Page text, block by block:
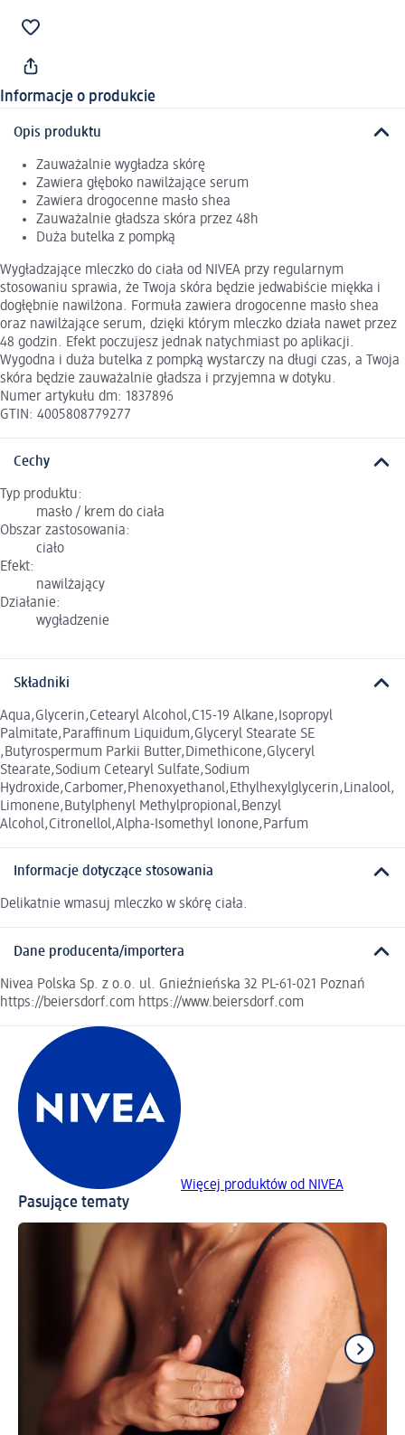
Informacje o produkcie
Opis produktu
Zauważalnie wygładza skórę
Zawiera głęboko nawilżające serum
Zawiera drogocenne masło shea
Zauważalnie gładsza skóra przez 48h
Duża butelka z pompką
Wygładzające mleczko do ciała od NIVEA przy regularnym
stosowaniu sprawia, że Twoja skóra będzie jedwabiście miękka i
dogłębnie nawilżona. Formuła zawiera drogocenne masło shea
oraz nawilżające serum, dzięki którym mleczko działa nawet przez
48 godzin. Efekt poczujesz jednak natychmiast po aplikacji.
Wygodna i duża butelka z pompką wystarczy na długi czas, a Twoja
skóra będzie zauważalnie gładsza i przyjemna w dotyku.
Numer artykułu dm: 1837896
GTIN: 4005808779277
Cechy
Typ produktu:
masło / krem do ciała
Obszar zastosowania:
ciało
Efekt:
nawilżający
Działanie:
wygładzenie
Składniki
Aqua,Glycerin,Cetearyl Alcohol,C15-19 Alkane,Isopropyl
Palmitate,Paraffinum Liquidum,Glyceryl Stearate SE
,Butyrospermum Parkii Butter,Dimethicone,Glyceryl
Stearate,Sodium Cetearyl Sulfate,Sodium
Hydroxide,Carbomer,Phenoxyethanol,Ethylhexylglycerin,Linalool,
Limonene,Butylphenyl Methylpropional,Benzyl
Alcohol,Citronellol,Alpha-Isomethyl Ionone,Parfum
Informacje dotyczące stosowania
Delikatnie wmasuj mleczko w skórę ciała.
Dane producenta/importera
Nivea Polska Sp. z o.o. ul. Gnieźnieńska 32 PL-61-021 Poznań
https://beiersdorf.com https://www.beiersdorf.com
Więcej produktów od NIVEA
Pasujące tematy